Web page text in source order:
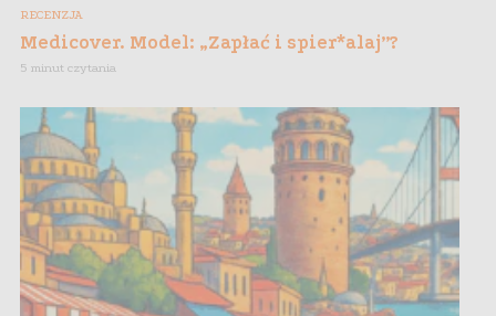
RECENZJA
Medicover. Model: „Zapłać i spier*alaj”?
5 minut czytania